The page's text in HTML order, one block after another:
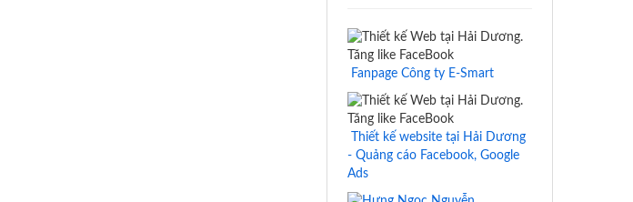
Fanpage Công ty E-Smart
Thiết kế website tại Hải Dương
- Quảng cáo Facebook, Google
Ads